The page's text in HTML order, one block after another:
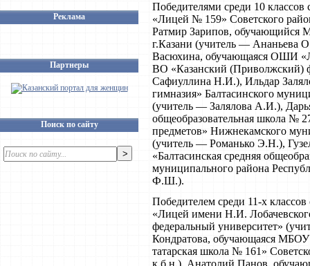
Реклама
Партнеры
Поиск по сайту
Победителями среди 10
«Лицей № 159» Советского
Ратмир Зарипов, обучающийся
г.Казани (учитель — Ананьева
Васюхина, обучающаяся ОШИ
ВО «Казанский (Приволжский)
Сафиуллина Н.И.), Ильдар
гимназия» Балтасинского
(учитель — Залялова А.И.),
общеобразовательная школа №
предметов» Нижнекамского
(учитель — Романько Э.Н.),
«Балтасинская средняя
муниципального района
Ф.Ш.).
Победителем среди 11-х
«Лицей имени Н.И.
федеральный университет»
Кондратова, обучающаяся МБОУ
татарская школа № 161»
к.б.н.), Анатолий Панов,